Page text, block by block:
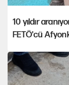
10 yıldır
FETÖ'cü